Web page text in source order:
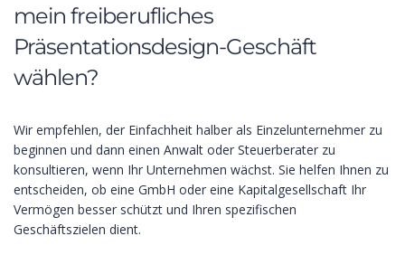
mein freiberufliches
Präsentationsdesign-Geschäft
wählen?
Wir empfehlen, der Einfachheit halber als Einzelunternehmer zu
beginnen und dann einen Anwalt oder Steuerberater zu
konsultieren, wenn Ihr Unternehmen wächst. Sie helfen Ihnen zu
entscheiden, ob eine GmbH oder eine Kapitalgesellschaft Ihr
Vermögen besser schützt und Ihren spezifischen
Geschäftszielen dient.